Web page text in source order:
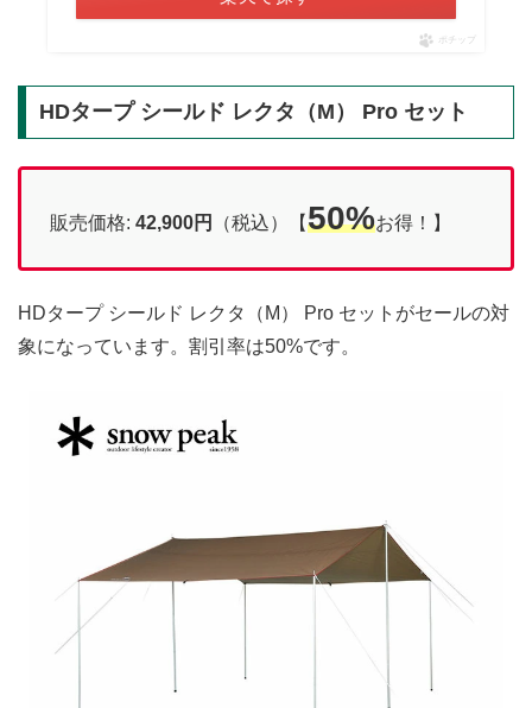
ポチップ
HDタープ シールド レクタ（M） Pro セット
販売価格: 42,900円 （税込）【50%お得！】
HDタープ シールド レクタ（M） Pro セットがセールの対
象になっています。割引率は50%です。